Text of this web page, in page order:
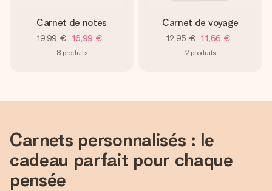
Carnet de notes
19,99 € 16,99 €
8 produits
Carnet de voyage
12,95 € 11,66 €
2 produits
Carnets personnalisés : le
cadeau parfait pour chaque
pensée